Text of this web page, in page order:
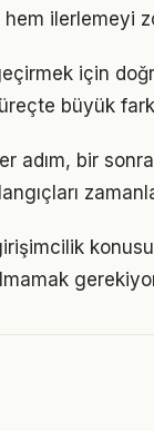
ilerlemeyi
için
büyük
adım, bir